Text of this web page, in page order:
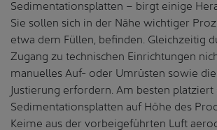
Sedimentationsplatten – birgt einige
Sie sollen sich in der Nähe wichtiger
etwa dem Füllen, befinden. Gleichzeitig
Zugang zu technischen Einrichtungen
manuelles Auf- oder Umrüsten sowie
Justierung erfordern. Am besten platziert
Sedimentationsplatten auf Höhe des
Keime aus der vorbeigeführten Luft